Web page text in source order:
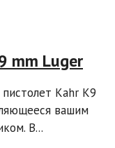
mm Luger
Kahr K9
вашим
В...